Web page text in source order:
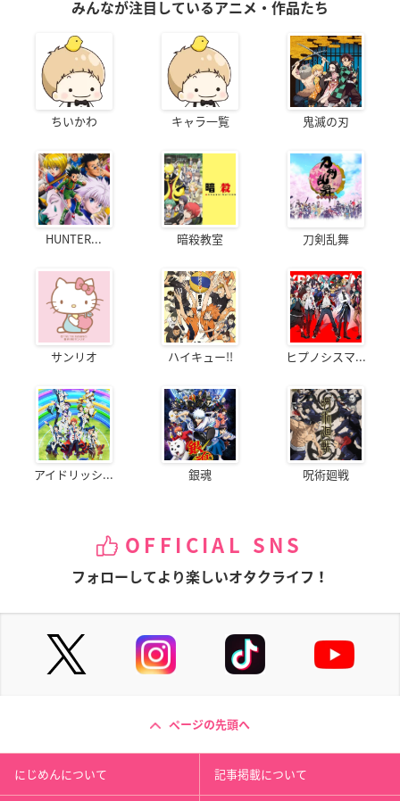
みんなが注目しているアニメ・作品たち
ちいかわ キャラ一覧 鬼滅の刃
HUNTER... 暗殺教室 刀剣乱舞
サンリオ ハイキュー!! ヒプノシスマ...
アイドリッシ... 銀魂 呪術廻戦
OFFICIAL SNS
フォローしてより楽しいオタクライフ！
ページの先頭へ
にじめんについて 記事掲載について